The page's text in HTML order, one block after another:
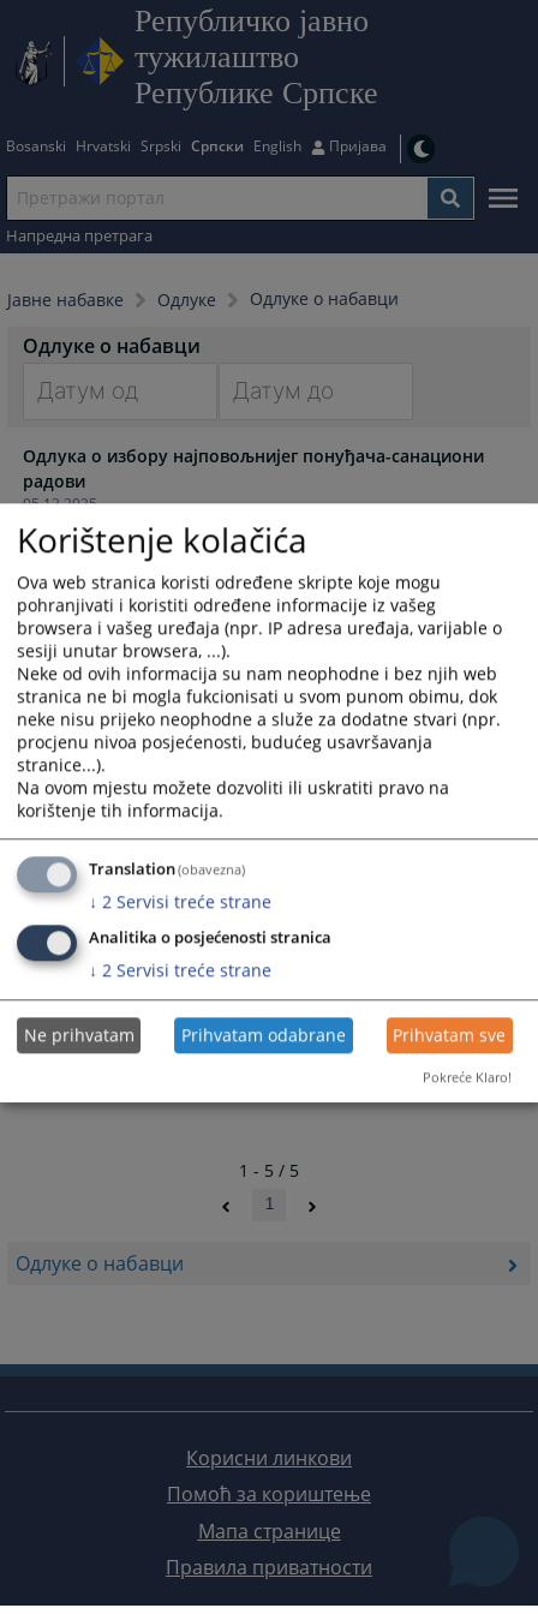
Републичко јавно
тужилаштво
Републике Српске
Bosanski Hrvatski Srpski Српски English Пријава
Напредна претрага
Јавне набавке Одлуке Одлуке о набавци
Одлуке о набавци
Одлуке о набавци
forward
to
interact
with
calendar
and
select
a
date.
Press
the
question
mark
to
get
the
keyboard
shortcuts
changing
dates.
forward
interact
with
calendar
and
select
a
date.
Press
the
mark
get
the
keyboard
shortcuts
for
changing
dates.
05.12.2025.
Одлука о избору најповољнијег понуђача-санациони
радови
20.11.2025.
Одлука о избору најповољнијег понуђача-рачунарска
опрема
27.10.2025.
Одлука о избору најповољнијег понуђача-рачунарска
опрема
23.05.2025.
Одлука о избору најповољнијег понуђача-рачунарска
опрема
19.01.2025.
Одлука о додјели уговора за ПМВ
1 - 5 / 5
1
Корисни линкови
Помоћ за кориштење
Мапа странице
Правила приватности
Korištenje kolačića
Ova web stranica koristi određene skripte koje mogu
pohranjivati i koristiti određene informacije iz vašeg
browsera i vašeg uređaja (npr. IP adresa uređaja, varijable o
sesiji unutar browsera, ...).
Neke od ovih informacija su nam neophodne i bez njih web
stranica ne bi mogla fukcionisati u svom punom obimu, dok
neke nisu prijeko neophodne a služe za dodatne stvari (npr.
procjenu nivoa posjećenosti, budućeg usavršavanja
stranice...).
Na ovom mjestu možete dozvoliti ili uskratiti pravo na
korištenje tih informacija.
Translation(obavezna)
↓ 2 Servisi treće strane
Analitika o posjećenosti stranica
↓ 2 Servisi treće strane
Ne prihvatam Prihvatam odabrane Prihvatam sve
Pokreće Klaro!